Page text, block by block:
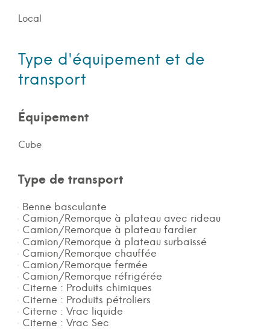
Local
Type d'équipement et de
transport
Équipement
Cube
Type de transport
Benne basculante
Camion/Remorque à plateau avec rideau
Camion/Remorque à plateau fardier
Camion/Remorque à plateau surbaissé
Camion/Remorque chauffée
Camion/Remorque fermée
Camion/Remorque réfrigérée
Citerne : Produits chimiques
Citerne : Produits pétroliers
Citerne : Vrac liquide
Citerne : Vrac Sec